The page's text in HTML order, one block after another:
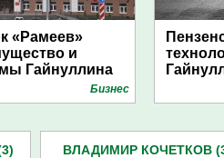
«Рамеев»
и
Гайнуллина
Бизнес
ВЛАДИМИР КОЧЕТКОВ